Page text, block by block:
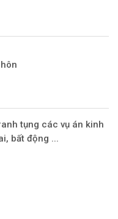
tụng các vụ án kinh
bất động ...